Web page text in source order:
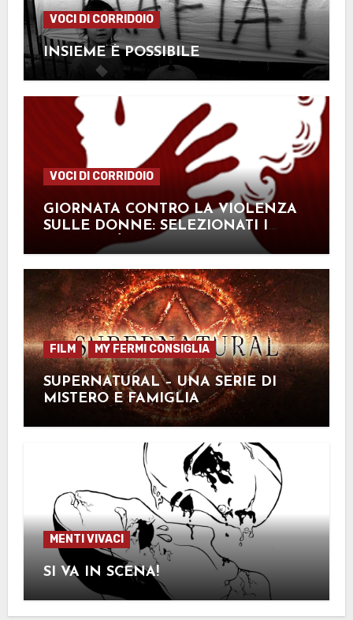
VOCI DI CORRIDOIO
INSIEME È POSSIBILE
VOCI DI CORRIDOIO
GIORNATA CONTRO LA VIOLENZA
SULLE DONNE: SELEZIONATI I
LAVORI PIÙ TOCCANTI
FILM MY FERMI CONSIGLIA
SUPERNATURAL – UNA SERIE DI
MISTERO E FAMIGLIA
MENTI VIVACI
SI VA IN SCENA!